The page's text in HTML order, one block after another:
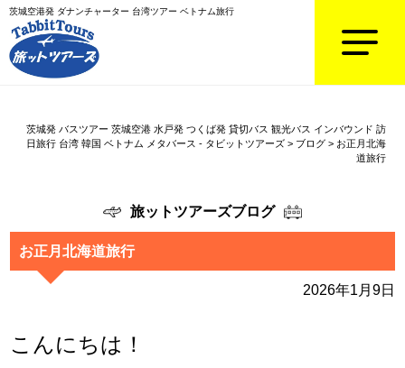
茨城空港発 ダナンチャーター 台湾ツアー ベトナム旅行
茨城発 バスツアー 茨城空港 水戸発 つくば発 貸切バス 観光バス インバウンド 訪
日旅行 台湾 韓国 ベトナム メタバース - タビットツアーズ> ブログ> お正月北海
道旅行
旅ットツアーズブログ
お正月北海道旅行
2026年1月9日
こんにちは！